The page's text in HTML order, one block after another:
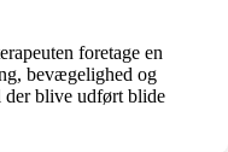
foretage en
bevægelighed og
der blive udført blide